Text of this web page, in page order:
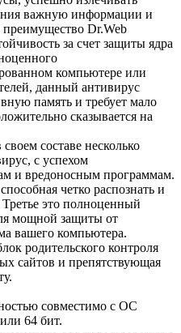
важную информации и
Dr.Web
за счет защиты ядра
компьютере или
данный антивирус
память и требует мало
сказывается на
составе несколько
с успехом
и вредоносным программам.
четко распознать и
это полноценный
мощной защиты от
вашего компьютера.
родительского контроля
сайтов и препятствующая
совместимо с ОС
64 бит.